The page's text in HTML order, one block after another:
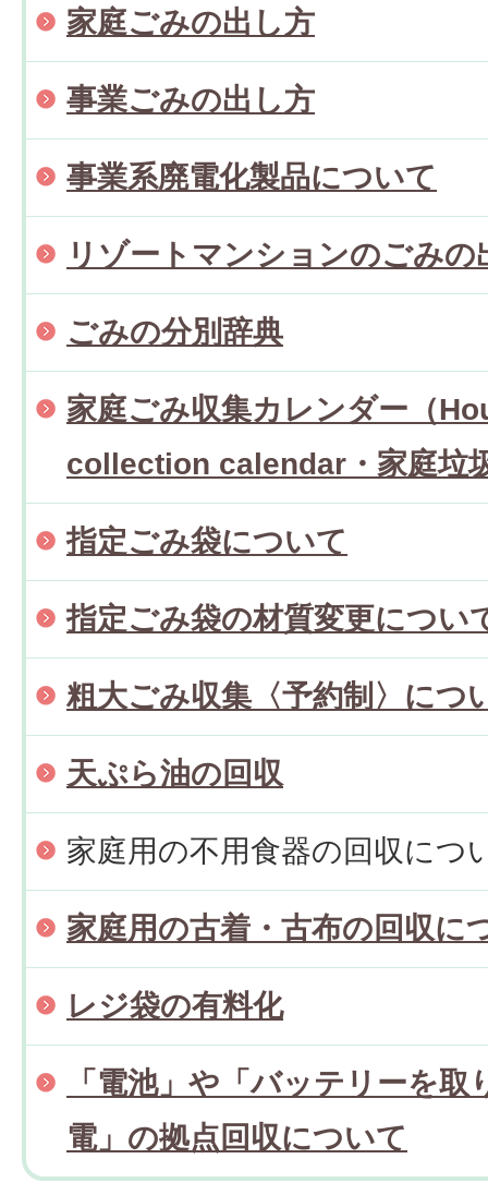
家庭ごみの出し方
事業ごみの出し方
事業系廃電化製品について
リゾートマンションのごみの
ごみの分別辞典
家庭ごみ収集カレンダー（
collection calendar・家庭垃
指定ごみ袋について
指定ごみ袋の材質変更につい
粗大ごみ収集〈予約制〉につ
天ぷら油の回収
家庭用の不用食器の回収につ
家庭用の古着・古布の回収に
レジ袋の有料化
「電池」や「バッテリーを取
電」の拠点回収について